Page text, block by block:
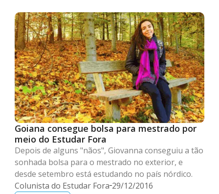
Goiana consegue bolsa para mestrado por
meio do Estudar Fora
Depois de alguns "nãos", Giovanna conseguiu a tão
sonhada bolsa para o mestrado no exterior, e
desde setembro está estudando no país nórdico.
Colunista do Estudar Fora 29/12/2016